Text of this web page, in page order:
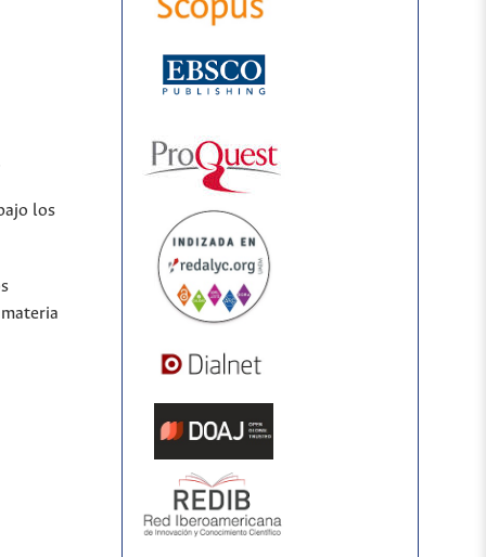
los